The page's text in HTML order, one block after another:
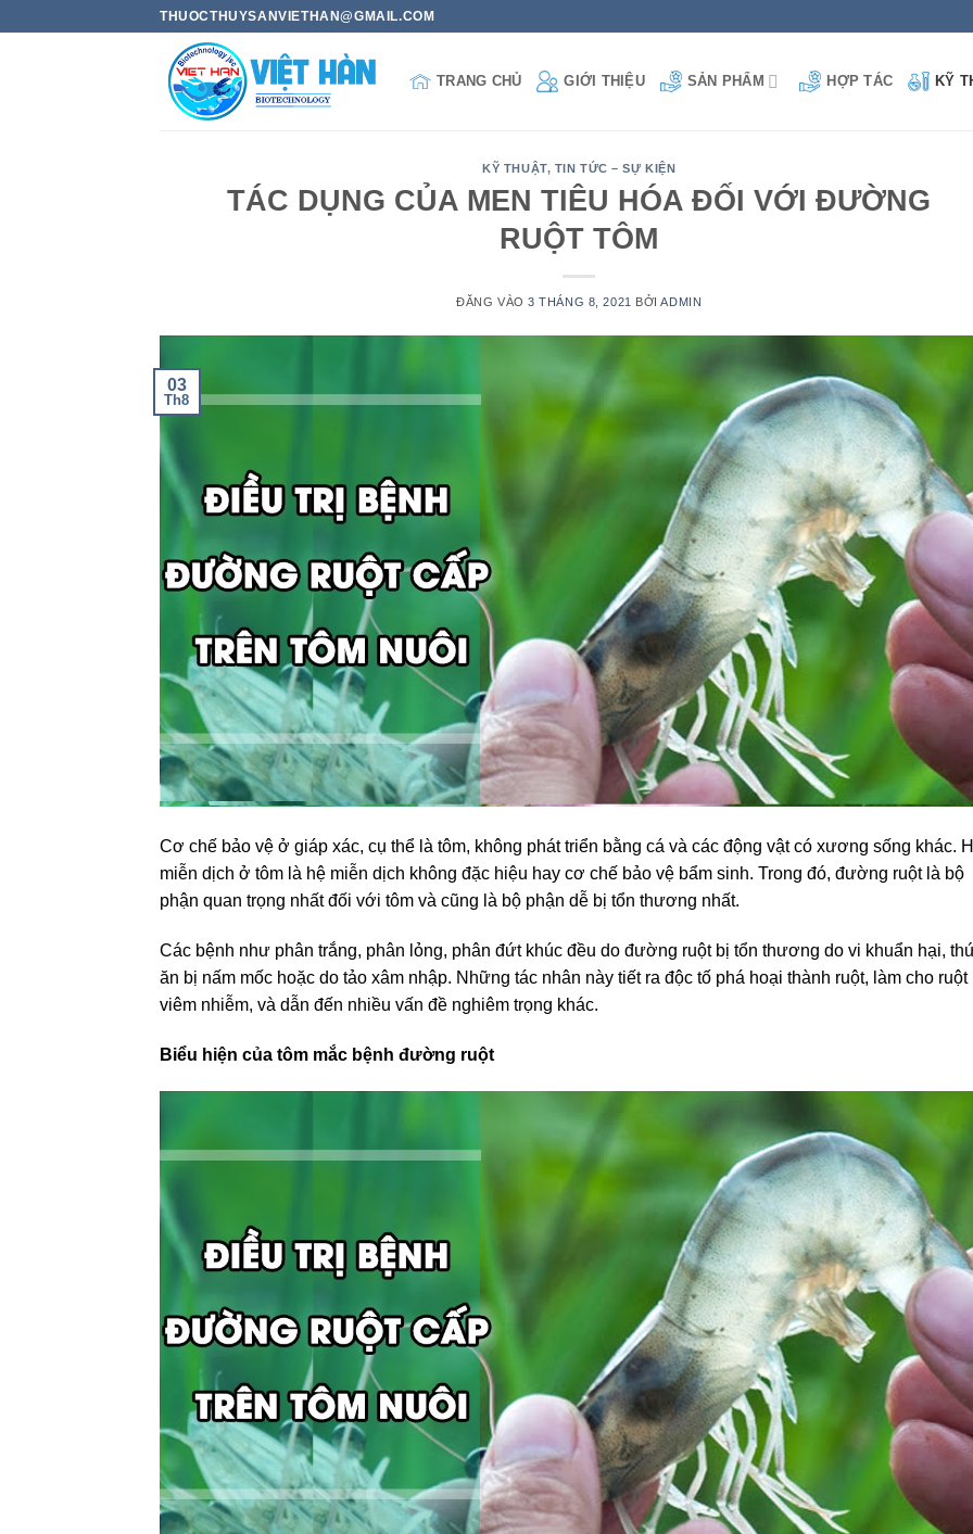
THUOCTHUYSANVIETHAN@GMAIL.COM
TRANG CHỦ GIỚI THIỆU SẢN PHẨM HỢP TÁC KỸ
KỸ THUẬT, TIN TỨC – SỰ KIỆN
TÁC DỤNG CỦA MEN TIÊU HÓA ĐỐI VỚI ĐƯỜNG
RUỘT TÔM
ĐĂNG VÀO3 THÁNG 8, 2021 BỞIADMIN
03
Th8
Cơ chế bảo vệ ở giáp xác, cụ thể là tôm, không phát triển bằng cá và các động vật có xương sống khác.
miễn dịch ở tôm là hệ miễn dịch không đặc hiệu hay cơ chế bảo vệ bẩm sinh. Trong đó, đường ruột là bộ
phận quan trọng nhất đối với tôm và cũng là bộ phận dễ bị tổn thương nhất.
Các bệnh như phân trắng, phân lỏng, phân đứt khúc đều do đường ruột bị tổn thương do vi khuẩn hại,
ăn bị nấm mốc hoặc do tảo xâm nhập. Những tác nhân này tiết ra độc tố phá hoại thành ruột, làm cho ruột
viêm nhiễm, và dẫn đến nhiều vấn đề nghiêm trọng khác.
Biểu hiện của tôm mắc bệnh đường ruột